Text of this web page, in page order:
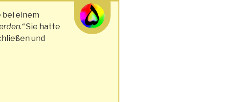
bei einem
Sie hatte
und